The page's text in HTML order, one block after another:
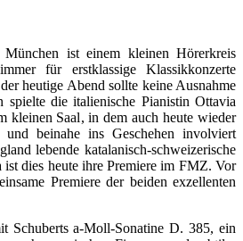
ist einem kleinen Hörerkreis
für erstklassige Klassikkonzerte
heutige Abend sollte keine Ausnahme
spielte die italienische Pianistin Ottavia
kleinen Saal, in dem auch heute wieder
beinahe ins Geschehen involviert
lebende katalanisch-schweizerische
dies heute ihre Premiere im FMZ. Vor
Premiere der beiden exzellenten
Schuberts a-Moll-Sonatine D. 385, ein